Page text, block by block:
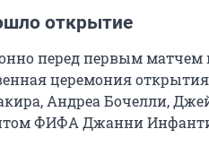
открытие
перед первым матчем
церемония
Андреа Бочелли,
ФИФА Джанни